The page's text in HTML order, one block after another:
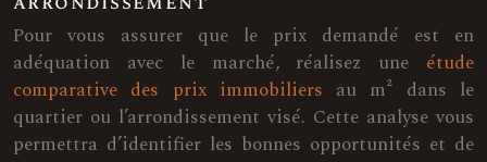
Pour vous assurer que le prix demandé est en
adéquation avec le marché, réalisez une étude
comparative des prix immobiliers au m² dans le
quartier ou l’arrondissement visé. Cette analyse vous
permettra d’identifier les bonnes opportunités et de